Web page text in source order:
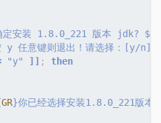
定安装 1.8.0_221 版本 jdk? ${
y 任意键则退出！请选择：[y/n]"
"y" ]] ;
then
GR}你已经选择安装1.8.0_221版